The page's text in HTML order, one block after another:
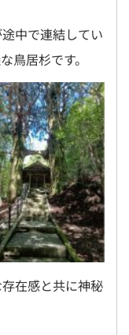
中で連結してい
鳥居杉です。
在感と共に神秘